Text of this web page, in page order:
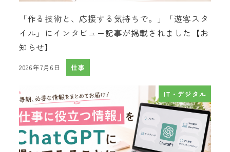
「作る技術と、応援する気持ちで。」「遊客スタ
イル」にインタビュー記事が掲載されました【お
知らせ】
投稿日
2026年7月6日 仕事
IT・デジタル